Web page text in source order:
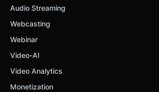
Audio Streaming
Webcasting
Webinar
Video-AI
Video Analytics
Monetization